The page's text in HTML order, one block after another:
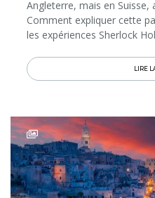
Angleterre, mais en
Comment expliquer cette
les expériences Sherlock
LIRE